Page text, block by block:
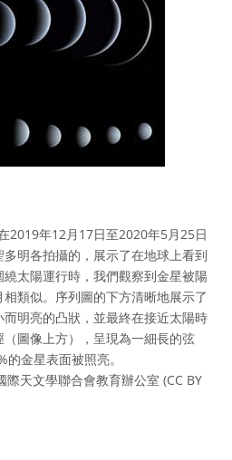
2019年12月17日至2020年5月25日
明各拍攝的，展示了在地球上看到
太陽運行時，我們觀察到金星被陽
類似。序列圖的下方清晰地展示了
明亮的凸狀，並最終在接近太陽時
圖像上方），呈現為一細長的弦
金星表面被照亮。
際天文學聯合會教育辦公室 (CC BY
Commons 姓名標示 4.0 國際 (CC